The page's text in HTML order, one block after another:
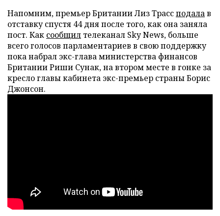
Напомним, премьер Британии Лиз Трассподалав
отставку спустя 44 дня после того, как она заняла
пост. Как сообщил телеканал Sky News, больше
всего голосов парламентариев в свою поддержку
пока набрал экс-глава министерства финансов
Британии Риши Сунак, на втором месте в гонке за
кресло главы кабинета экс-премьер страны Борис
Джонсон.